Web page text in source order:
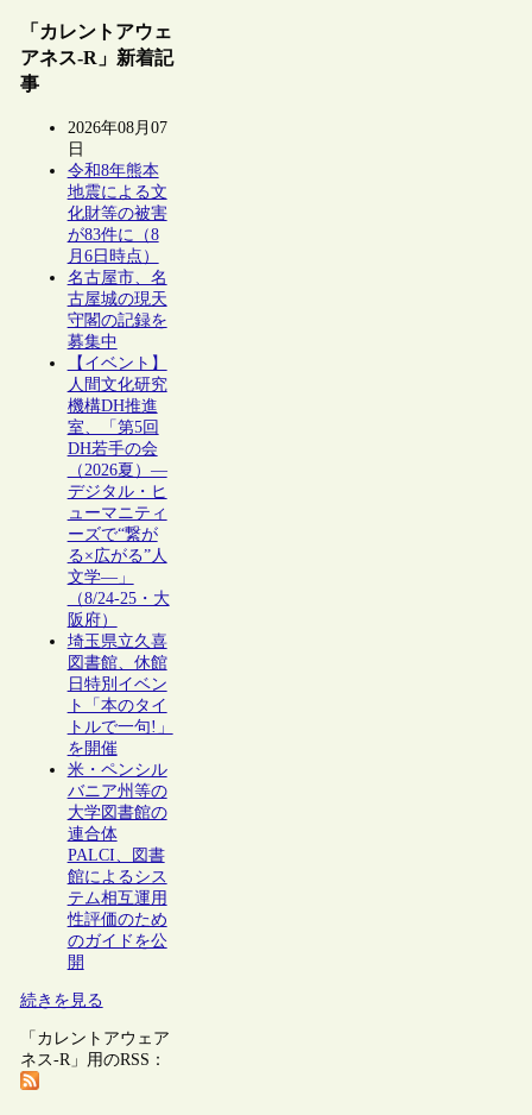
「カレントアウェ
アネス-R」新着記
事
2026年08月07
日
令和8年熊本
地震による文
化財等の被害
が83件に（8
月6日時点）
名古屋市、名
古屋城の現天
守閣の記録を
募集中
【イベント】
人間文化研究
機構DH推進
室、「第5回
DH若手の会
（2026夏）―
デジタル・ヒ
ューマニティ
ーズで“繋が
る×広がる”人
文学―」
（8/24-25・大
阪府）
埼玉県立久喜
図書館、休館
日特別イベン
ト「本のタイ
トルで一句!」
を開催
米・ペンシル
バニア州等の
大学図書館の
連合体
PALCI、図書
館によるシス
テム相互運用
性評価のため
のガイドを公
開
続きを見る
「カレントアウェア
ネス-R」用のRSS：